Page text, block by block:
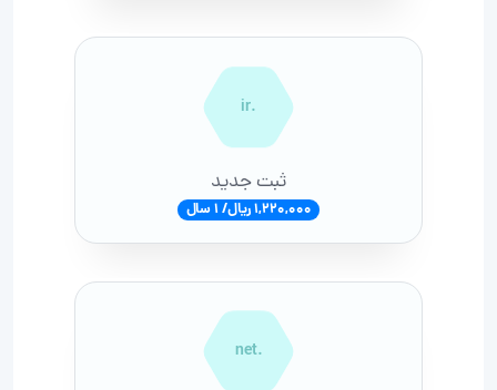
.ir
ثبت جدید
1,220,000 ریال/ 1 سال
.net